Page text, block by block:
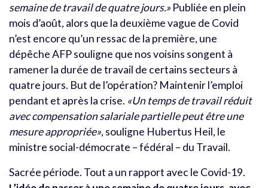
semaine de travail de quatre jours.» Publiée en plein
mois d’août, alors que la deuxième vague de Covid
n’est encore qu’un ressac de la première, une
dépêche AFP souligne que nos voisins songent à
ramener la durée de travail de certains secteurs à
quatre jours. But de l’opération? Maintenir l’emploi
pendant et après la crise. «Un temps de travail réduit
avec compensation salariale partielle peut être une
mesure appropriée», souligne Hubertus Heil, le
ministre social-démocrate – fédéral – du Travail.
Sacrée période. Tout a un rapport avec le Covid-19.